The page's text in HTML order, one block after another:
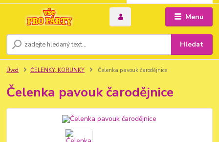
Menu
Hledat
Úvod ČELENKY, KORUNKY Čelenka pavouk čarodějnice
Čelenka pavouk čarodějnice